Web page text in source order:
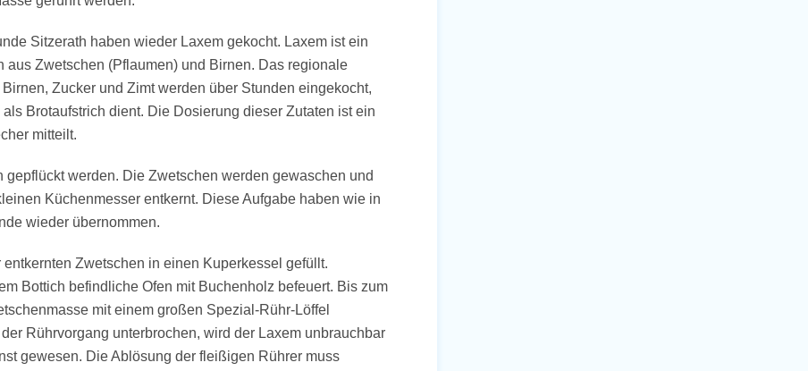
Sitzerath haben wieder Laxem gekocht. Laxem ist ein
aus Zwetschen (Pflaumen) und Birnen. Das regionale
Zucker und Zimt werden über Stunden eingekocht,
Brotaufstrich dient. Die Dosierung dieser Zutaten ist ein
mitteilt.
werden. Die Zwetschen werden gewaschen und
Küchenmesser entkernt. Diese Aufgabe haben wie in
wieder übernommen.
Zwetschen in einen Kuperkessel gefüllt.
Bottich befindliche Ofen mit Buchenholz befeuert. Bis zum
mit einem großen Spezial-Rühr-Löffel
Rührvorgang unterbrochen, wird der Laxem unbrauchbar
gewesen. Die Ablösung der fleißigen Rührer muss